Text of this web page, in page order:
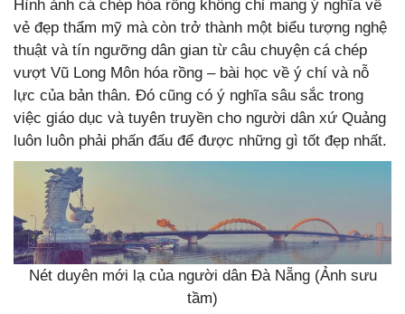
Hình ảnh cá chép hóa rồng không chỉ mang ý nghĩa về
vẻ đẹp thẩm mỹ mà còn trở thành một biểu tượng nghệ
thuật và tín ngưỡng dân gian từ câu chuyện cá chép
vượt Vũ Long Môn hóa rồng – bài học về ý chí và nỗ
lực của bản thân. Đó cũng có ý nghĩa sâu sắc trong
việc giáo dục và tuyên truyền cho người dân xứ Quảng
luôn luôn phải phấn đấu để được những gì tốt đẹp nhất.
Nét duyên mới lạ của người dân Đà Nẵng (Ảnh sưu
tầm)